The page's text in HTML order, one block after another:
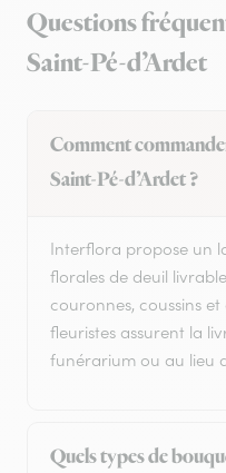
Questions
Saint-Pé-d’Ardet
Comment
Saint-Pé-d’Ardet ?
Interflora propose un
florales de deuil
couronnes, coussins et
fleuristes assurent la
funérarium ou au lieu
Quels types de